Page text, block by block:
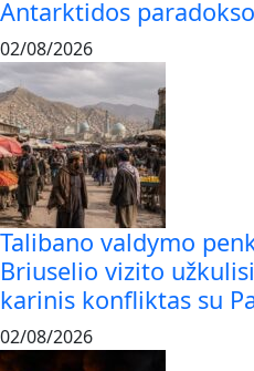
Antarktidos paradokso
02/08/2026
Talibano valdymo
Briuselio vizito
karinis konfliktas su
02/08/2026